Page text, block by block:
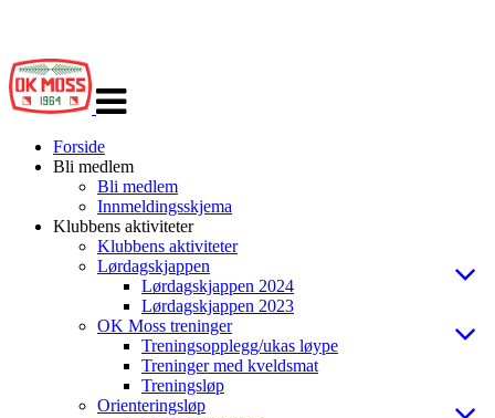
navigasjon
Forside
Bli medlem
Bli medlem
Innmeldingsskjema
Klubbens aktiviteter
Klubbens aktiviteter
Lørdagskjappen
Lørdagskjappen 2024
Lørdagskjappen 2023
OK Moss treninger
Treningsopplegg/ukas løype
Treninger med kveldsmat
Treningsløp
Orienteringsløp